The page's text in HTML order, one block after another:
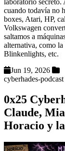
cuando todavía no
boxes, Atari, HP,
Volkswagen
saltamos a
alternativa, como
Blinkenlights, etc.
Jun 19, 2026
cyberhades-podcast
0x25
Claude,
Horacio y